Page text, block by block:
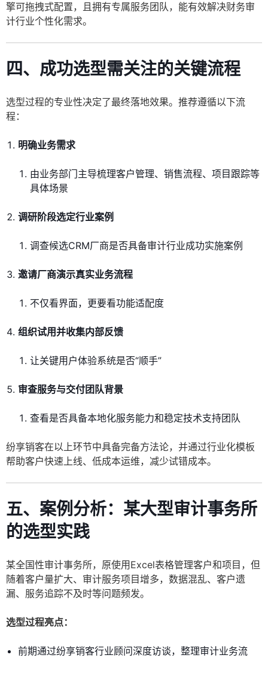
擎可拖拽式配置，且拥有专属服务团队，能有效解决财务审
计行业个性化需求。
四、成功选型需关注的关键流程
选型过程的专业性决定了最终落地效果。推荐遵循以下流
程：
明确业务需求
由业务部门主导梳理客户管理、销售流程、项目跟踪等
具体场景
调研阶段选定行业案例
调查候选CRM厂商是否具备审计行业成功实施案例
邀请厂商演示真实业务流程
不仅看界面，更要看功能适配度
组织试用并收集内部反馈
让关键用户体验系统是否“顺手”
审查服务与交付团队背景
查看是否具备本地化服务能力和稳定技术支持团队
纷享销客在以上环节中具备完备方法论，并通过行业化模板
帮助客户快速上线、低成本运维，减少试错成本。
五、案例分析：某大型审计事务所
的选型实践
某全国性审计事务所，原使用Excel表格管理客户和项目，但
随着客户量扩大、审计服务项目增多，数据混乱、客户遗
漏、服务追踪不及时等问题频发。
选型过程亮点：
前期通过纷享销客行业顾问深度访谈，整理审计业务流